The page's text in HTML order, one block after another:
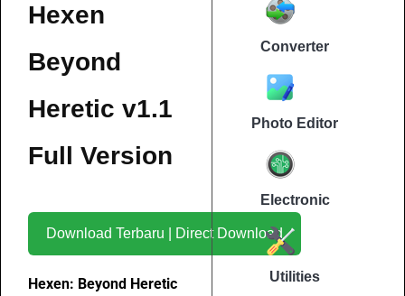
Hexen
Beyond
Heretic v1.1
Full Version
Download Terbaru | Direct Download
Hexen: Beyond Heretic
Converter
Photo Editor
Electronic
Utilities